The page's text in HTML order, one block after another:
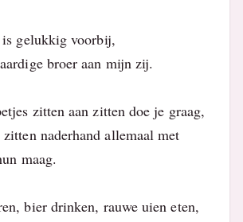
gelukkig voorbij,
broer aan mijn zij.
zitten aan zitten doe je graag,
naderhand allemaal met
maag.
bier drinken, rauwe uien eten,